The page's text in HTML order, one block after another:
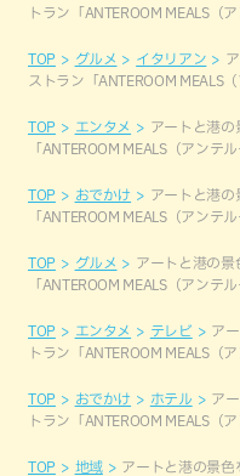
トラン「ANTEROOM MEALS（
TOP グルメ イタリアン
ストラン「ANTEROOM MEALS
TOP エンタメ
アートと港の
「ANTEROOM MEALS（アンテ
TOP おでかけ
アートと港の
「ANTEROOM MEALS（アンテ
TOP グルメ
アートと港の景
「ANTEROOM MEALS（アンテ
TOP エンタメ テレビ
ア
トラン「ANTEROOM MEALS（
TOP おでかけ ホテル
ア
トラン「ANTEROOM MEALS（
TOP 地域
アートと港の景色